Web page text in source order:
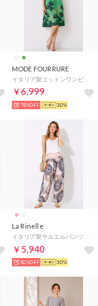
MODE FOURRURE
イタリア製コットンワンピース （グリーン）
￥6,999
78%OFF 30%
La Rinelle
イタリア製サルエルパンツ （ピンク）
￥5,940
80%OFF 30%